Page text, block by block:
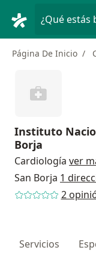
¿Qué estás
Página De Inicio
Instituto
Borja
Cardiología ver
San Borja 1
2
Servicios